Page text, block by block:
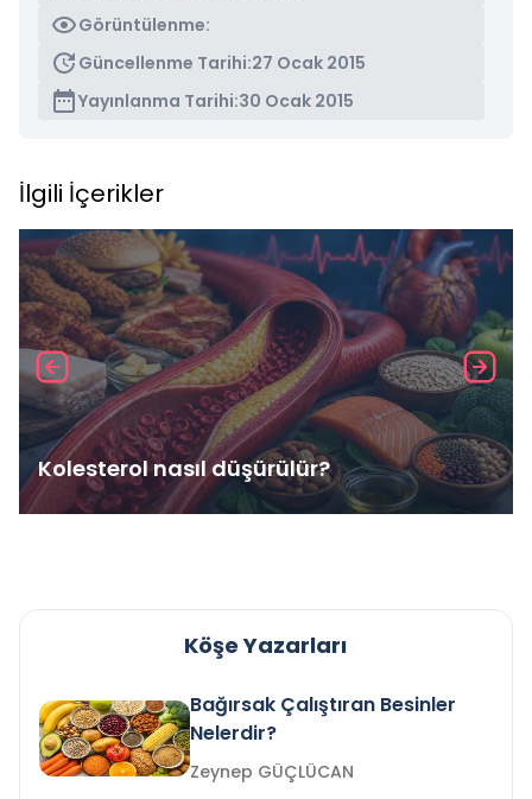
Görüntülenme:
Güncellenme Tarihi:27 Ocak 2015
Yayınlanma Tarihi:30 Ocak 2015
İlgili İçerikler
Kolesterol nasıl düşürülür?
Köşe Yazarları
Bağırsak Çalıştıran Besinler
Nelerdir?
Zeynep GÜÇLÜCAN